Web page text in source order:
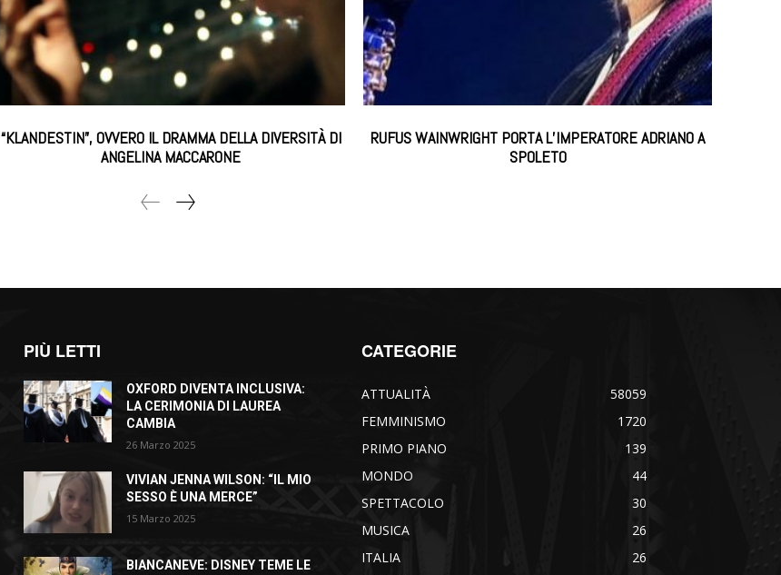
“KLANDESTIN”, OVVERO IL DRAMMA DELLA DIVERSITÀ DI
ANGELINA MACCARONE
RUFUS WAINWRIGHT PORTA L’IMPERATORE ADRIANO A
SPOLETO
PIÙ LETTI
OXFORD DIVENTA INCLUSIVA:
LA CERIMONIA DI LAUREA
CAMBIA
26 Marzo 2025
VIVIAN JENNA WILSON: “IL MIO
SESSO È UNA MERCE”
15 Marzo 2025
BIANCANEVE: DISNEY TEME LE
CATEGORIE
ATTUALITÀ
58059
FEMMINISMO
1720
PRIMO PIANO
139
MONDO
44
SPETTACOLO
30
MUSICA
26
ITALIA
26